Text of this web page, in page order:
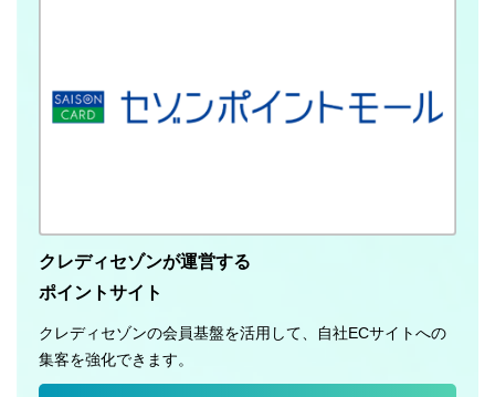
クレディセゾンが運営する
ポイントサイト
クレディセゾンの会員基盤を活用して、自社ECサイトへの
集客を強化できます。